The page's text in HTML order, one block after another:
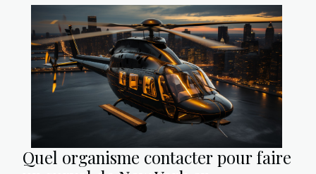
Quel organisme contacter pour faire